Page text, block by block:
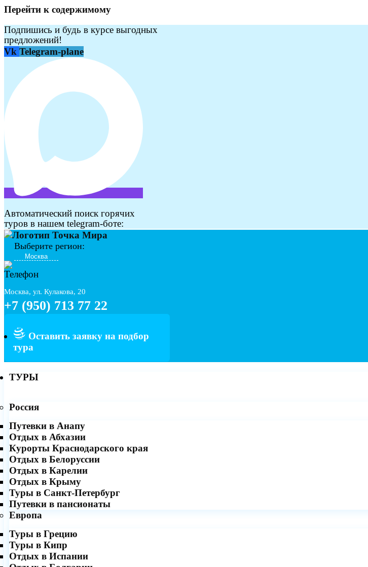
Перейти к содержимому
Подпишись и будь в курсе выгодных
предложений!
Vk Telegram-plane
Автоматический поиск горячих
туров в нашем telegram-боте:
Выберите регион:
Москва, ул. Кулакова, 20
+7 (950) 713 77 22
Оставить заявку на подбор
тура
ТУРЫ
Россия
Путевки в Анапу
Отдых в Абхазии
Курорты Краснодарского края
Отдых в Белоруссии
Отдых в Карелии
Отдых в Крыму
Туры в Санкт-Петербург
Путевки в пансионаты
Европа
Туры в Грецию
Туры в Кипр
Отдых в Испании